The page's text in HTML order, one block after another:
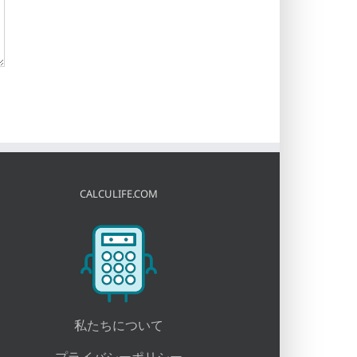
CALCULIFE.COM
私たちについて